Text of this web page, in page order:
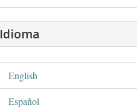
Idioma
English
Español